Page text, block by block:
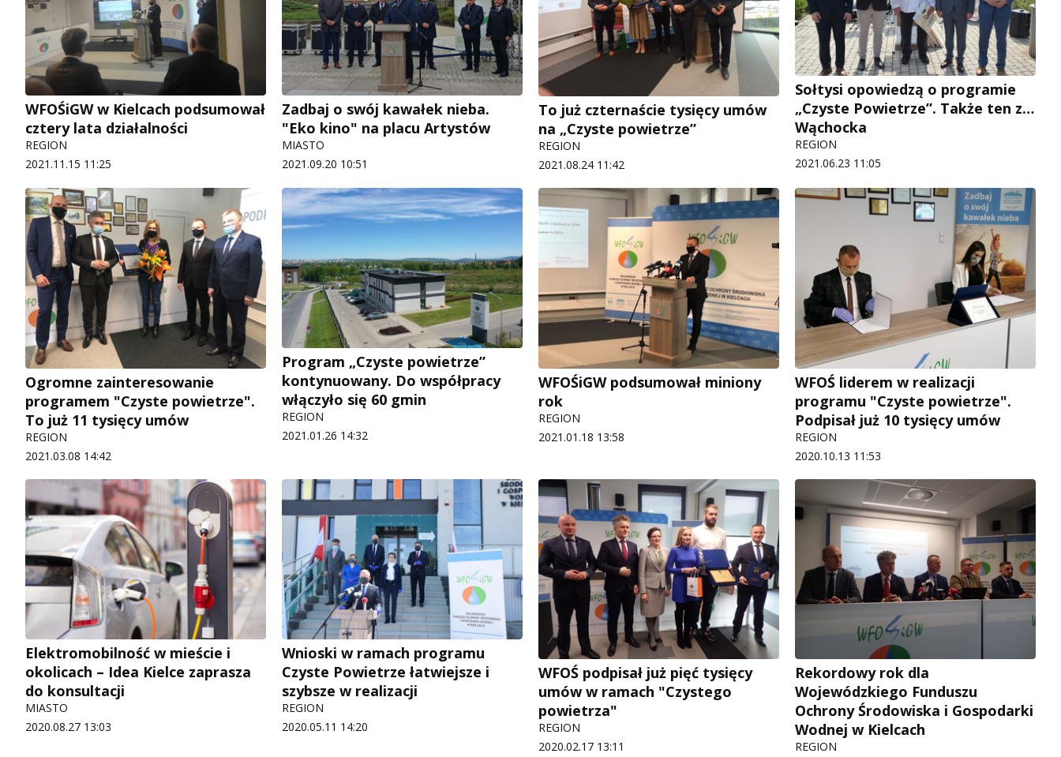
WFOŚiGW w Kielcach podsumował
cztery lata działalności
REGION
2021.11.15 11:25
Zadbaj o swój kawałek nieba.
"Eko kino" na placu Artystów
MIASTO
2021.09.20 10:51
To już czternaście tysięcy umów
na „Czyste powietrze”
REGION
2021.08.24 11:42
Sołtysi opowiedzą o programie
„Czyste Powietrze”. Także ten z…
Wąchocka
REGION
2021.06.23 11:05
Ogromne zainteresowanie
programem "Czyste powietrze".
To już 11 tysięcy umów
REGION
2021.03.08 14:42
Program „Czyste powietrze”
kontynuowany. Do współpracy
włączyło się 60 gmin
REGION
2021.01.26 14:32
WFOŚiGW podsumował miniony
rok
REGION
2021.01.18 13:58
WFOŚ liderem w realizacji
programu "Czyste powietrze".
Podpisał już 10 tysięcy umów
REGION
2020.10.13 11:53
Elektromobilność w mieście i
okolicach – Idea Kielce zaprasza
do konsultacji
MIASTO
2020.08.27 13:03
Wnioski w ramach programu
Czyste Powietrze łatwiejsze i
szybsze w realizacji
REGION
2020.05.11 14:20
WFOŚ podpisał już pięć tysięcy
umów w ramach "Czystego
powietrza"
REGION
2020.02.17 13:11
Rekordowy rok dla
Wojewódzkiego Funduszu
Ochrony Środowiska i Gospodarki
Wodnej w Kielcach
REGION